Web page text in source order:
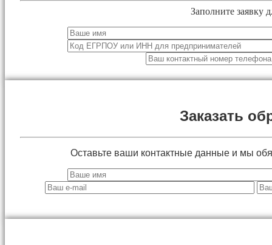
Заполните заявку
Заказать
Оставьте ваши контактные данные и мы